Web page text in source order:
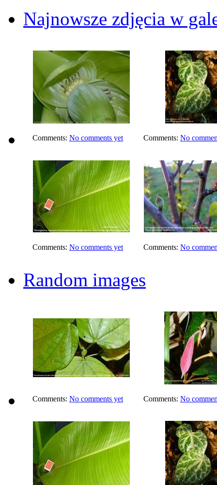
Najnowsze zdjęcia w
Comments: No comments yet Comments: No
Comments: No comments yet Comments: No
Random images
Comments: No comments yet Comments: No